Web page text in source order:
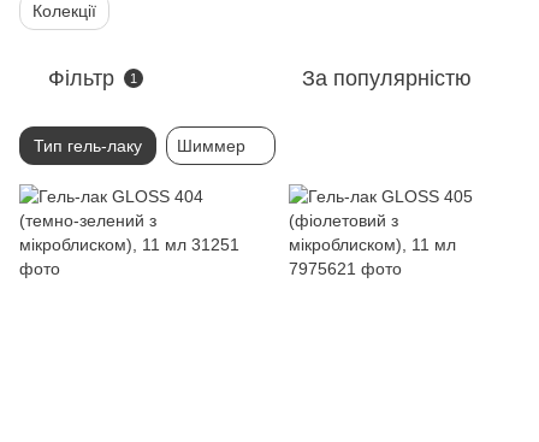
Колекції
Фільтр 1 За популярністю
Тип гель-лаку Шиммер